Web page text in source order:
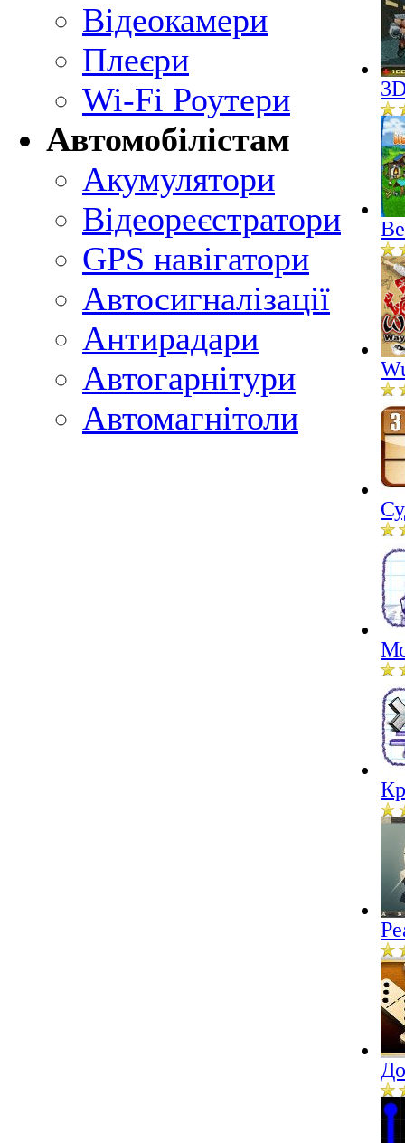
Відеокамери
Плеєри
Wi-Fi Роутери
Автомобілістам
Акумулятори
Відеореєстратори
GPS навігатори
Автосигналізації
Антирадари
Автогарнітури
Автомагнітоли